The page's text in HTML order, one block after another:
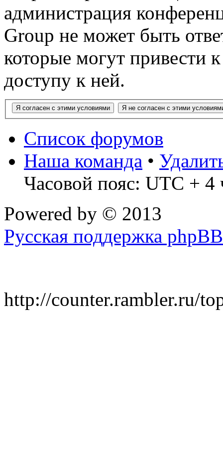
администрация
Group не может быть
которые могут привести
доступу к ней.
Список форумов
Наша команда •
Часовой пояс: UTC + 4
Powered by © 2013
Русская поддержка phpBB
http://counter.rambler.ru/